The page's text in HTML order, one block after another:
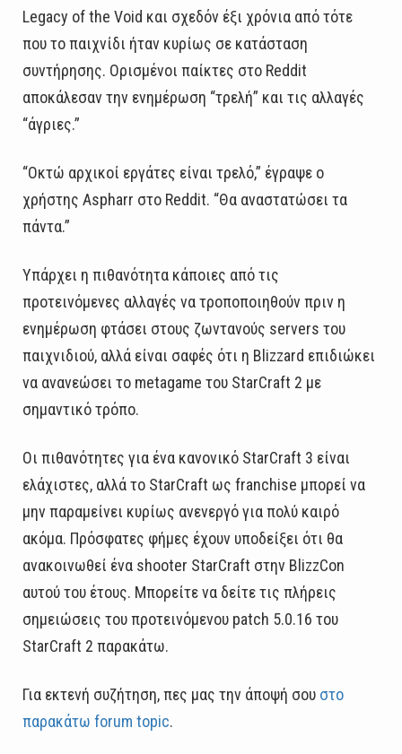
Legacy of the Void και σχεδόν έξι χρόνια από τότε
που το παιχνίδι ήταν κυρίως σε κατάσταση
συντήρησης. Ορισμένοι παίκτες στο Reddit
αποκάλεσαν την ενημέρωση “τρελή” και τις αλλαγές
“άγριες.”
“Οκτώ αρχικοί εργάτες είναι τρελό,” έγραψε ο
χρήστης Aspharr στο Reddit. “Θα αναστατώσει τα
πάντα.”
Υπάρχει η πιθανότητα κάποιες από τις
προτεινόμενες αλλαγές να τροποποιηθούν πριν η
ενημέρωση φτάσει στους ζωντανούς servers του
παιχνιδιού, αλλά είναι σαφές ότι η Blizzard επιδιώκει
να ανανεώσει το metagame του StarCraft 2 με
σημαντικό τρόπο.
Οι πιθανότητες για ένα κανονικό StarCraft 3 είναι
ελάχιστες, αλλά το StarCraft ως franchise μπορεί να
μην παραμείνει κυρίως ανενεργό για πολύ καιρό
ακόμα. Πρόσφατες φήμες έχουν υποδείξει ότι θα
ανακοινωθεί ένα shooter StarCraft στην BlizzCon
αυτού του έτους. Μπορείτε να δείτε τις πλήρεις
σημειώσεις του προτεινόμενου patch 5.0.16 του
StarCraft 2 παρακάτω.
Για εκτενή συζήτηση, πες μας την άποψή σου στο
παρακάτω forum topic.